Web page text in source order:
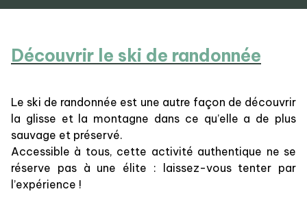
Découvrir le ski de randonnée
Le ski de randonnée est une autre façon de découvrir
la glisse et la montagne dans ce qu’elle a de plus
sauvage et préservé.
Accessible à tous, cette activité authentique ne se
réserve pas à une élite : laissez-vous tenter par
l’expérience !